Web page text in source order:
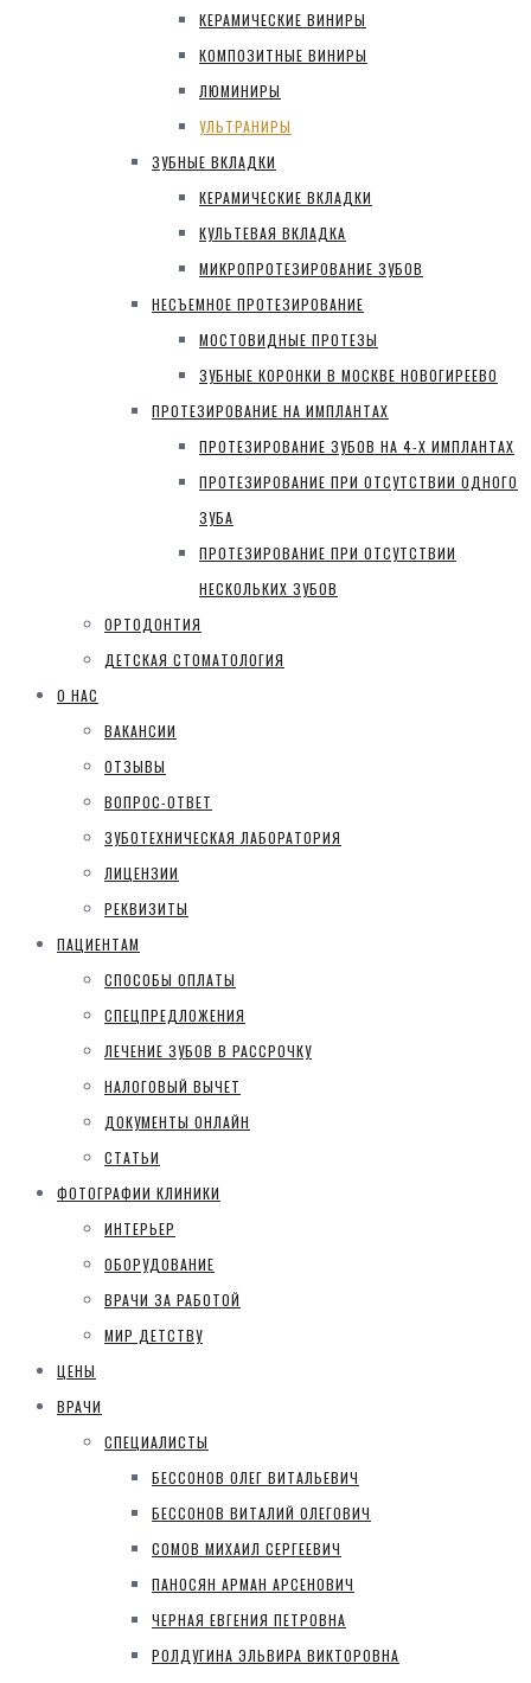
КЕРАМИЧЕСКИЕ ВИНИРЫ
КОМПОЗИТНЫЕ ВИНИРЫ
ЛЮМИНИРЫ
УЛЬТРАНИРЫ
ЗУБНЫЕ ВКЛАДКИ
КЕРАМИЧЕСКИЕ ВКЛАДКИ
КУЛЬТЕВАЯ ВКЛАДКА
МИКРОПРОТЕЗИРОВАНИЕ ЗУБОВ
НЕСЪЕМНОЕ ПРОТЕЗИРОВАНИЕ
МОСТОВИДНЫЕ ПРОТЕЗЫ
ЗУБНЫЕ КОРОНКИ В МОСКВЕ НОВОГИРЕЕВО
ПРОТЕЗИРОВАНИЕ НА ИМПЛАНТАХ
ПРОТЕЗИРОВАНИЕ ЗУБОВ НА 4-Х ИМПЛАНТАХ
ПРОТЕЗИРОВАНИЕ ПРИ ОТСУТСТВИИ ОДНОГО
ЗУБА
ПРОТЕЗИРОВАНИЕ ПРИ ОТСУТСТВИИ
НЕСКОЛЬКИХ ЗУБОВ
ОРТОДОНТИЯ
ДЕТСКАЯ СТОМАТОЛОГИЯ
О НАС
ВАКАНСИИ
ОТЗЫВЫ
ВОПРОС-ОТВЕТ
ЗУБОТЕХНИЧЕСКАЯ ЛАБОРАТОРИЯ
ЛИЦЕНЗИИ
РЕКВИЗИТЫ
ПАЦИЕНТАМ
СПОСОБЫ ОПЛАТЫ
СПЕЦПРЕДЛОЖЕНИЯ
ЛЕЧЕНИЕ ЗУБОВ В РАССРОЧКУ
НАЛОГОВЫЙ ВЫЧЕТ
ДОКУМЕНТЫ ОНЛАЙН
СТАТЬИ
ФОТОГРАФИИ КЛИНИКИ
ИНТЕРЬЕР
ОБОРУДОВАНИЕ
ВРАЧИ ЗА РАБОТОЙ
МИР ДЕТСТВУ
ЦЕНЫ
ВРАЧИ
СПЕЦИАЛИСТЫ
БЕССОНОВ ОЛЕГ ВИТАЛЬЕВИЧ
БЕССОНОВ ВИТАЛИЙ ОЛЕГОВИЧ
СОМОВ МИХАИЛ СЕРГЕЕВИЧ
ПАНОСЯН АРМАН АРСЕНОВИЧ
ЧЕРНАЯ ЕВГЕНИЯ ПЕТРОВНА
РОЛДУГИНА ЭЛЬВИРА ВИКТОРОВНА